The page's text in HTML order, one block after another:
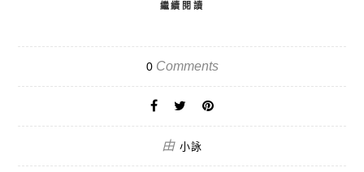
繼續閱讀
0Comments
由 小詠